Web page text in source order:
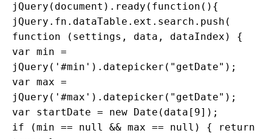
jQuery(document).ready(function(){
jQuery.fn.dataTable.ext.search.push(
function (settings, data, dataIndex) {
var min =
jQuery('#min').datepicker("getDate");
var max =
jQuery('#max').datepicker("getDate");
var startDate = new Date(data[9]);
if (min == null && max == null) { return